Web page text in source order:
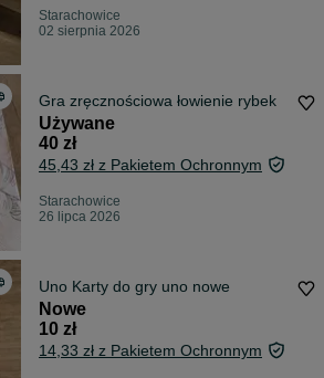
Starachowice
02 sierpnia 2026
Gra zręcznościowa łowienie rybek
Używane
40 zł
45,43 zł z Pakietem Ochronnym
Starachowice
26 lipca 2026
Uno Karty do gry uno nowe
Nowe
10 zł
14,33 zł z Pakietem Ochronnym